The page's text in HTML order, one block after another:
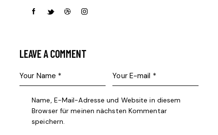
facebook-
twitter-dribble-instagram
LEAVE A COMMENT
Name, E-Mail-Adresse und Website in diesem
Browser für meinen nächsten Kommentar
speichern.